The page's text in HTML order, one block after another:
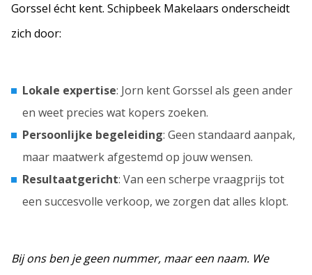
Gorssel écht kent. Schipbeek Makelaars onderscheidt
zich door:
Lokale expertise: Jorn kent Gorssel als geen ander
en weet precies wat kopers zoeken.
Persoonlijke begeleiding: Geen standaard aanpak,
maar maatwerk afgestemd op jouw wensen.
Resultaatgericht: Van een scherpe vraagprijs tot
een succesvolle verkoop, we zorgen dat alles klopt.
Bij ons ben je geen nummer, maar een naam. We